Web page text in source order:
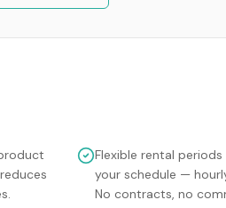
Flexible rental
your schedule —
No contracts, no